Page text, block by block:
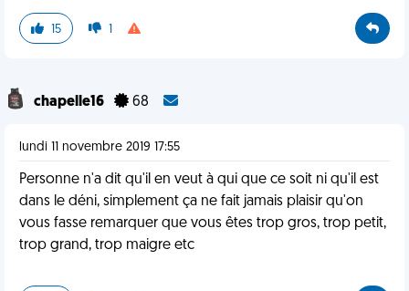
15 1
chapelle16 68
lundi 11 novembre 2019 17:55
Personne n'a dit qu'il en veut à qui que ce soit ni qu'il est
dans le déni, simplement ça ne fait jamais plaisir qu'on
vous fasse remarquer que vous êtes trop gros, trop petit,
trop grand, trop maigre etc